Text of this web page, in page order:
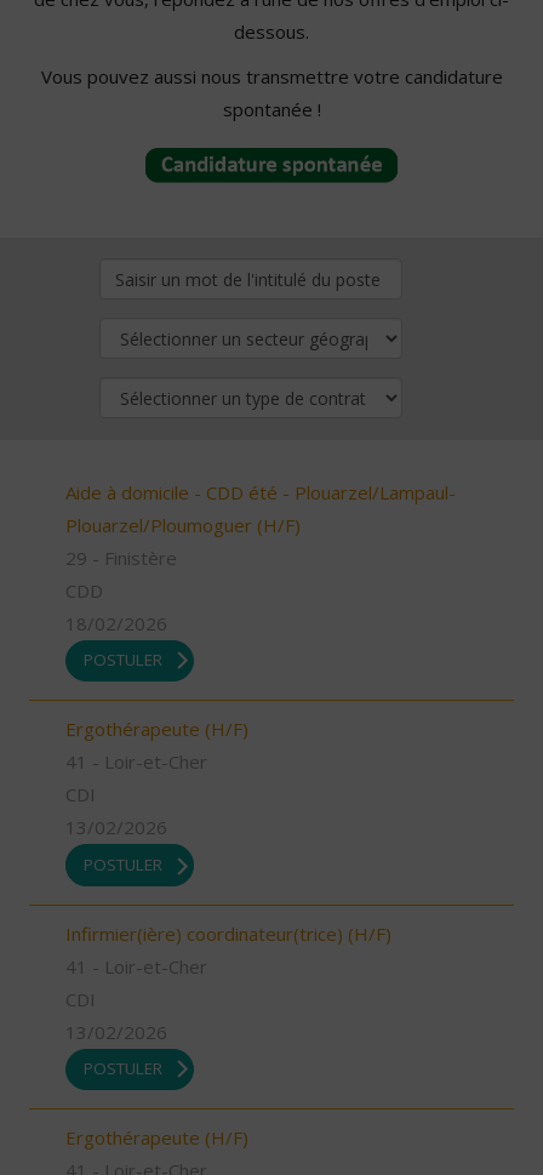
dessous.
Vous pouvez aussi nous transmettre votre candidature
spontanée !
Aide à domicile - CDD été - Plouarzel/Lampaul-
Plouarzel/Ploumoguer (H/F)
29 - Finistère
CDD
18/02/2026
POSTULER
Ergothérapeute (H/F)
41 - Loir-et-Cher
CDI
13/02/2026
POSTULER
Infirmier(ière) coordinateur(trice) (H/F)
41 - Loir-et-Cher
CDI
13/02/2026
POSTULER
Ergothérapeute (H/F)